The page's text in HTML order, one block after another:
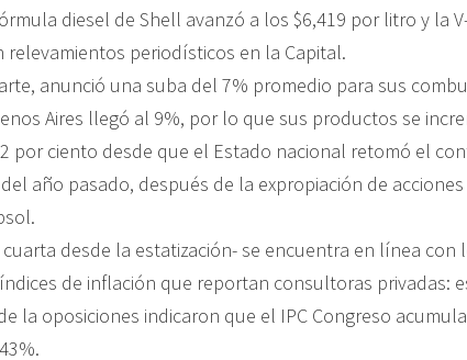
diesel de Shell avanzó a los $6,419 por litro y la
relevamientos periodísticos en la Capital.
anunció una suba del 7% promedio para sus
Aires llegó al 9%, por lo que sus productos se
por ciento desde que el Estado nacional retomó el
año pasado, después de la expropiación de
desde la estatización- se encuentra en línea con
de inflación que reportan consultoras privadas:
la oposiciones indicaron que el IPC Congreso